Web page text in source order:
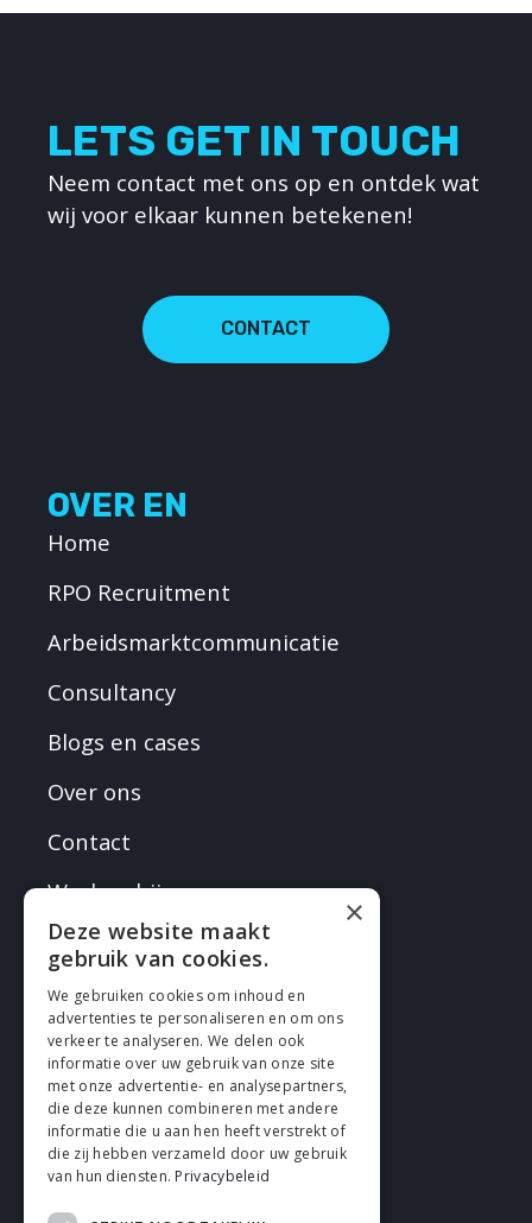
LETS GET IN TOUCH
Neem contact met ons op en ontdek wat
wij voor elkaar kunnen betekenen!
CONTACT
OVER EN
Home
RPO Recruitment
Arbeidsmarktcommunicatie
Consultancy
Blogs en cases
Over ons
Contact
Werken bij
VOLG EN
×
Deze website maakt
gebruik van cookies.
We gebruiken cookies om inhoud en
advertenties te personaliseren en om ons
verkeer te analyseren. We delen ook
informatie over uw gebruik van onze site
met onze advertentie- en analysepartners,
die deze kunnen combineren met andere
informatie die u aan hen heeft verstrekt of
die zij hebben verzameld door uw gebruik
van hun diensten. Privacybeleid